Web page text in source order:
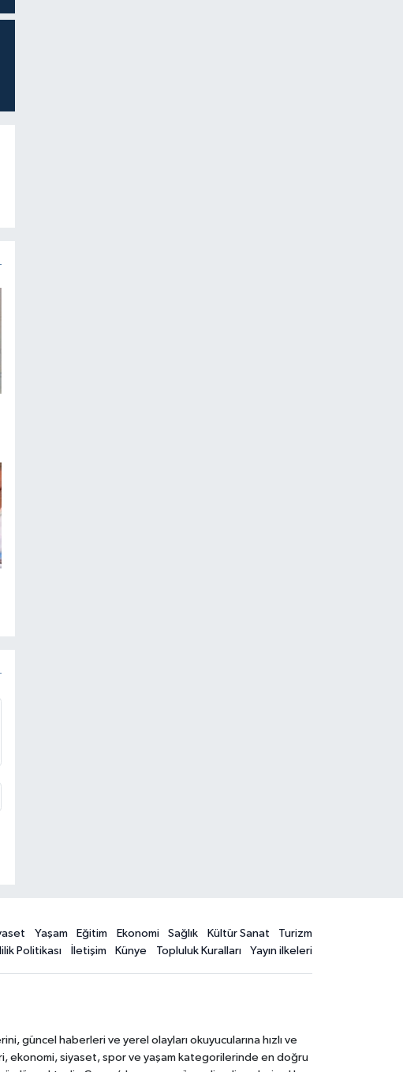
Yaşam Eğitim Ekonomi Sağlık Kültür Sanat
Turizm
Politikası
İletişim Künye Topluluk Kuralları Yayın ilkeleri
güncel haberleri ve yerel olayları okuyucularına hızlı ve
ekonomi, siyaset, spor ve yaşam kategorilerinde en doğru